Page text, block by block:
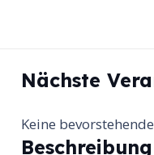
Nächste
Keine
Beschreibung